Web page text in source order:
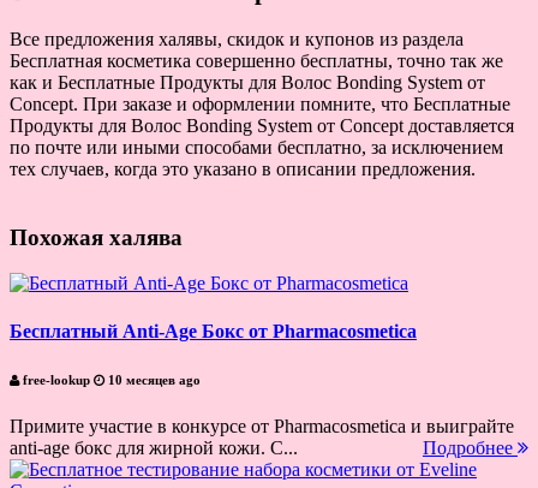
Все предложения халявы, скидок и купонов из раздела
Бесплатная косметика совершенно бесплатны, точно так же
как и Бесплатные Продукты для Волос Bonding System от
Concept. При заказе и оформлении помните, что Бесплатные
Продукты для Волос Bonding System от Concept доставляется
по почте или иными способами бесплатно, за исключением
тех случаев, когда это указано в описании предложения.
Похожая халява
Бесплатный Anti-Age Бокс от Pharmacosmetica
free-lookup 10 месяцев ago
Примите участие в конкурсе от Pharmacosmetica и выиграйте
anti-age бокс для жирной кожи. С...
Подробнее